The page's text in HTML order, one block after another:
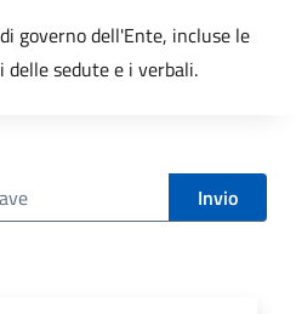
governo dell'Ente, incluse le
sedute e i verbali.
Invio